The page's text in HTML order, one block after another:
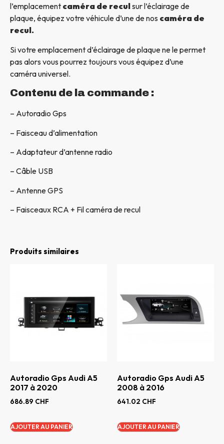
l’emplacement caméra de reculsur l’éclairage de
plaque, équipez votre véhicule d’une de nos caméra de
recul.
Si votre emplacement d’éclairage de plaque ne le permet
pas alors vous pourrez toujours vous équipez d’une
caméra universel.
Contenu de la commande :
– Autoradio Gps
– Faisceau d’alimentation
– Adaptateur d’antenne radio
– Câble USB
– Antenne GPS
– Faisceaux RCA + Fil caméra de recul
Produits similaires
Autoradio Gps Audi A5
2017 à 2020
686.89 CHF
AJOUTER AU PANIER
Autoradio Gps Audi A5
2008 à 2016
641.02 CHF
AJOUTER AU PANIER